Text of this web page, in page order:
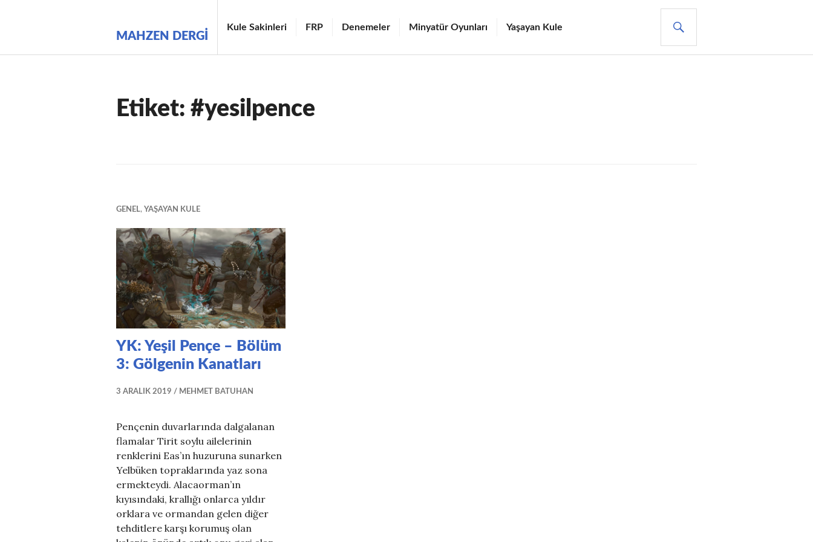
MAHZEN DERGI
Kule Sakinleri FRP Denemeler Minyatür Oyunları Yaşayan Kule
Etiket: #yesilpence
GENEL, YAŞAYAN KULE
YK: Yeşil Pençe – Bölüm
3: Gölgenin Kanatları
3 ARALIK 2019 MEHMET BATUHAN
Pençenin duvarlarında dalgalanan
flamalar Tirit soylu ailelerinin
renklerini Eas’ın huzuruna sunarken
Yelbüken topraklarında yaz sona
ermekteydi. Alacaorman’ın
kıyısındaki, krallığı onlarca yıldır
orklara ve ormandan gelen diğer
tehditlere karşı korumuş olan